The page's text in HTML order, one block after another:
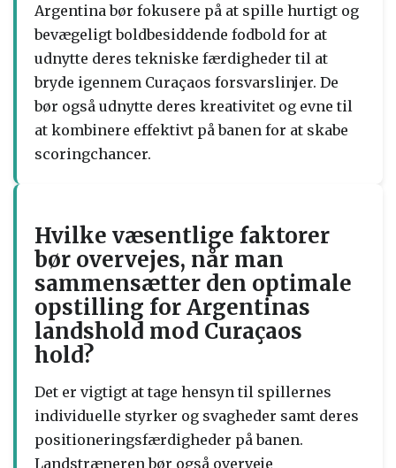
Argentina bør fokusere på at spille hurtigt og
bevægeligt boldbesiddende fodbold for at
udnytte deres tekniske færdigheder til at
bryde igennem Curaçaos forsvarslinjer. De
bør også udnytte deres kreativitet og evne til
at kombinere effektivt på banen for at skabe
scoringchancer.
Hvilke væsentlige faktorer
bør overvejes, når man
sammensætter den optimale
opstilling for Argentinas
landshold mod Curaçaos
hold?
Det er vigtigt at tage hensyn til spillernes
individuelle styrker og svagheder samt deres
positioneringsfærdigheder på banen.
Landstræneren bør også overveje